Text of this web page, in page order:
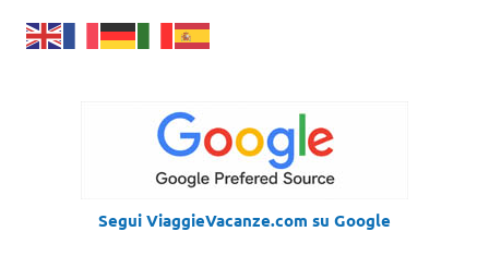
Segui ViaggieVacanze.com su Google